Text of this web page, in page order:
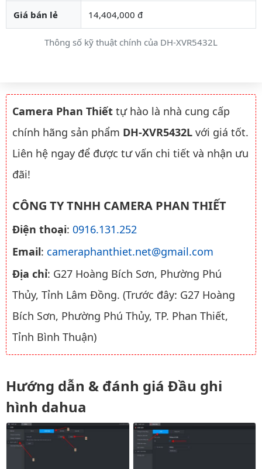
Thông số kỹ thuật chính của DH-XVR5432L
Giá bán lẻ 14,404,000 đ
Camera Phan Thiết tự hào là nhà cung cấp
chính hãng sản phẩm DH-XVR5432L với giá tốt.
Liên hệ ngay để được tư vấn chi tiết và nhận ưu
đãi!
CÔNG TY TNHH CAMERA PHAN THIẾT
Điện thoại: 0916.131.252
Email: cameraphanthiet.net@gmail.com
Địa chỉ: G27 Hoàng Bích Sơn, Phường Phú
Thủy, Tỉnh Lâm Đồng. (Trước đây: G27 Hoàng
Bích Sơn, Phường Phú Thủy, TP. Phan Thiết,
Tỉnh Bình Thuận)
Hướng dẫn & đánh giá Đầu ghi
hình dahua